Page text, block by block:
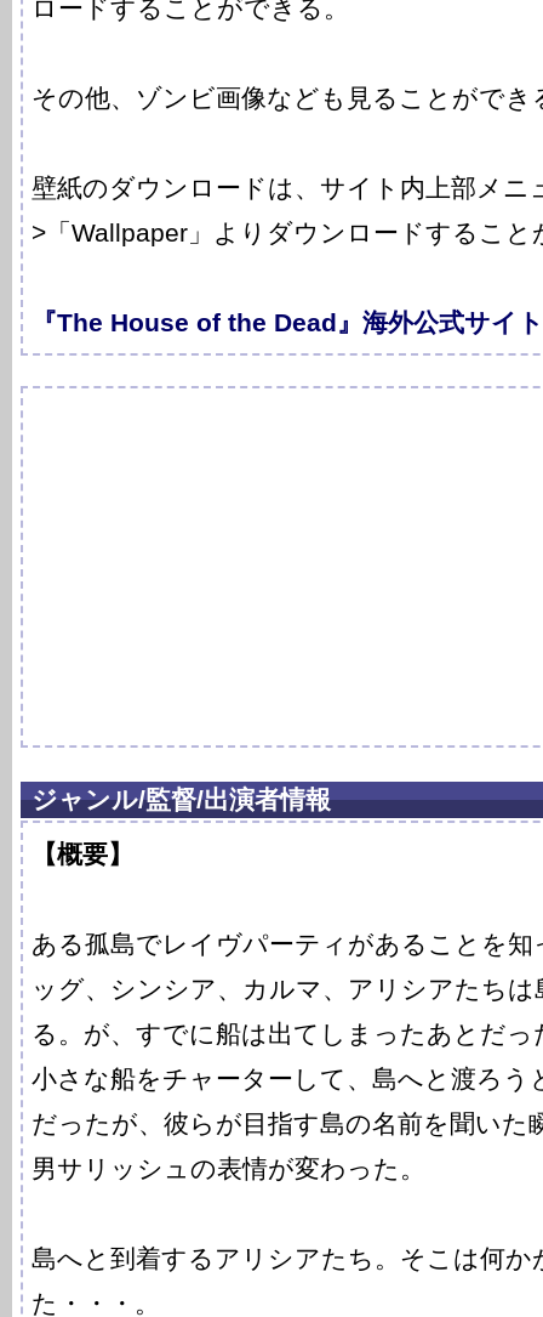
ロードすることができる。
その他、ゾンビ画像なども見ることができ
壁紙のダウンロードは、サイト内上部メニ
>「Wallpaper」よりダウンロードすること
『The House of the Dead』海外公式サイ
ジャンル/監督/出演者情報
【概要】
ある孤島でレイヴパーティがあることを
ッグ、シンシア、カルマ、アリシアたち
る。が、すでに船は出てしまったあとだっ
小さな船をチャーターして、島へと渡ろう
だったが、彼らが目指す島の名前を聞いた
男サリッシュの表情が変わった。
島へと到着するアリシアたち。そこは何か
た・・・。